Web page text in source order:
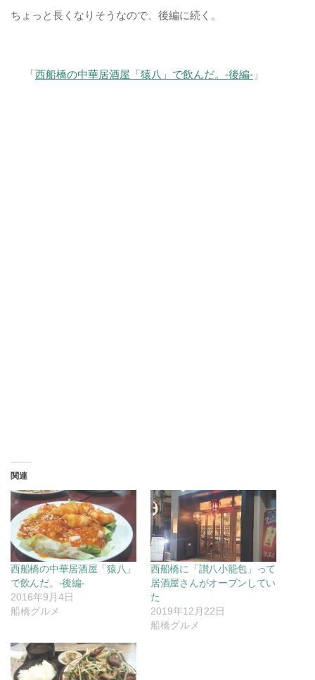
ちょっと長くなりそうなので、後編に続く。
「西船橋の中華居酒屋「猿八」で飲んだ。-後編- 」
関連
西船橋の中華居酒屋「猿八」
で飲んだ。-後編-
2016年9月4日
船橋グルメ
西船橋に「讃八小籠包」って
居酒屋さんがオープンしてい
た
2019年12月22日
船橋グルメ